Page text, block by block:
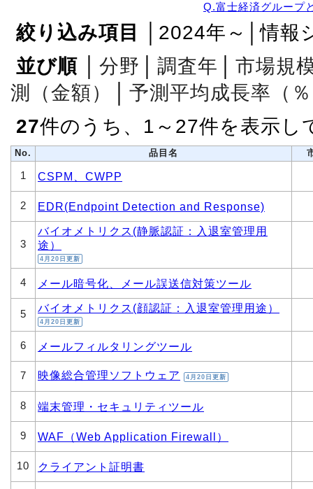
Q.富士経済グループ
絞り込み項目
│2024年～│情報
並び順
分野 調査年
市場規
測（金額）
予測平均成長率（
27件のうち、1～27件を表示し
No. 品目名
1 CSPM、CWPP
2 EDR(Endpoint Detection and Response)
3
バイオメトリクス(静脈認証：入退室管理用
途）
4月20日更新
4 メール暗号化、メール誤送信対策ツール
5 バイオメトリクス(顔認証：入退室管理用途）
4月20日更新
6 メールフィルタリングツール
7 映像総合管理ソフトウェア 4月20日更新
8 端末管理・セキュリティツール
9 WAF（Web Application Firewall）
10 クライアント証明書